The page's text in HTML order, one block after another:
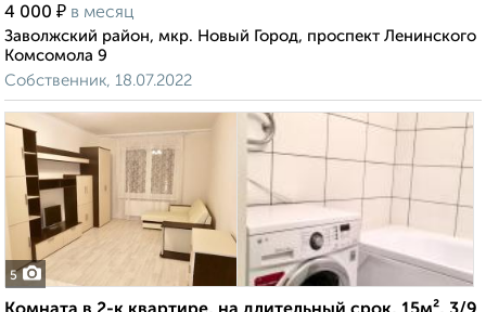
4 000 ₽ в месяц
Заволжский район, мкр. Новый Город, проспект Ленинского
Комсомола 9
Собственник, 18.07.2022
5